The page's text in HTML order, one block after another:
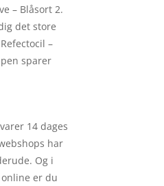
– Blåsort 2.
det store
–
sparer
14 dages
har
Og i
er du